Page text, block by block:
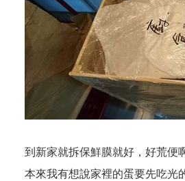
到新家就拆保鮮膜就好，好荒便
本來我有想說家裡的蛋要先吃光